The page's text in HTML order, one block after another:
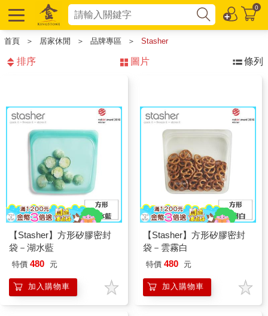
0
首頁 ＞ 居家休閒 ＞ 品牌專區 ＞ Stasher
排序 圖片 條列
【Stasher】方形矽膠密封
袋－湖水藍
特價 480 元
加入購物車
【Stasher】方形矽膠密封
袋－雲霧白
特價 480 元
加入購物車